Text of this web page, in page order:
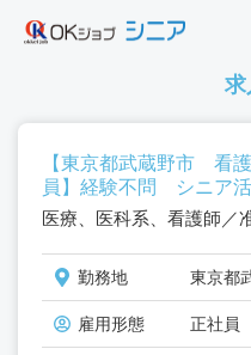
求
【東京都武蔵野市 看
員】経験不問 シニア
医療、医科系、看護師／
勤務地 東京都
雇用形態 正社員